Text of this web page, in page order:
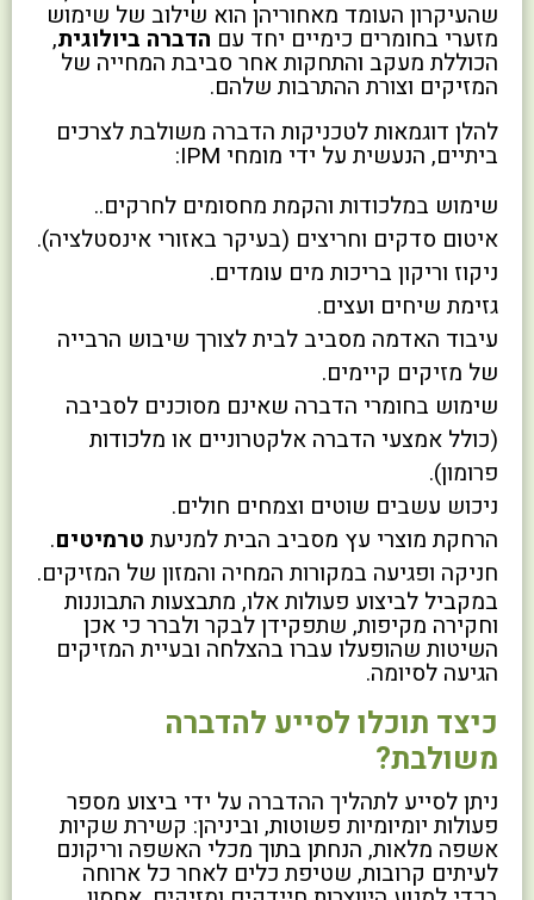
שהעיקרון העומד מאחוריהן הוא שילוב של שימוש
מזערי בחומרים כימיים יחד עם הדברה ביולוגית,
הכוללת מעקב והתחקות אחר סביבת המחייה של
המזיקים וצורת ההתרבות שלהם.
להלן דוגמאות לטכניקות הדברה משולבת לצרכים
ביתיים, הנעשית על ידי מומחי IPM:
שימוש במלכודות והקמת מחסומים לחרקים..
איטום סדקים וחריצים (בעיקר באזורי אינסטלציה).
ניקוז וריקון בריכות מים עומדים.
גזימת שיחים ועצים.
עיבוד האדמה מסביב לבית לצורך שיבוש הרבייה
של מזיקים קיימים.
שימוש בחומרי הדברה שאינם מסוכנים לסביבה
(כולל אמצעי הדברה אלקטרוניים או מלכודות
פרומון).
ניכוש עשבים שוטים וצמחים חולים.
הרחקת מוצרי עץ מסביב הבית למניעת טרמיטים.
חניקה ופגיעה במקורות המחיה והמזון של המזיקים.
במקביל לביצוע פעולות אלו, מתבצעות התבוננות
וחקירה מקיפות, שתפקידן לבקר ולברר כי אכן
השיטות שהופעלו עברו בהצלחה ובעיית המזיקים
הגיעה לסיומה.
כיצד תוכלו לסייע להדברה
משולבת?
ניתן לסייע לתהליך ההדברה על ידי ביצוע מספר
פעולות יומיומיות פשוטות, וביניהן: קשירת שקיות
אשפה מלאות, הנחתן בתוך מכלי האשפה וריקונם
לעיתים קרובות, שטיפת כלים לאחר כל ארוחה